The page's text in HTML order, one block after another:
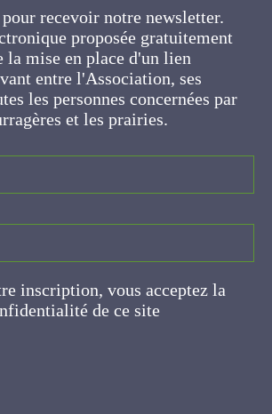
proposée
l'AFPF vise la mise en place
et vivant entre l'Association,
toutes les personnes
les cultures fourragères et les
inscription, vous acceptez la
de ce site